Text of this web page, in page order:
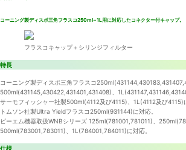
コーニング製ディスポ三角フラスコ250ml~1L用に対応したコネクター付キャップ。
フラスコキャップ＋シリンジフィルター
特長
コーニング製ディスポ三角フラスコ
500ml(431145,430422,431401,431408)、
サーモフィッシャー社製500ml(4112及び4115)、1L(4112及び4115)
トムソン社製Ultra Yieldフラスコ250ml(931144)に対応。
ビーエム機器取扱WNBシリーズ 125ml(781001,781011)、
500ml(783001,783011)、1L(784001,784011)に対応。
仕様